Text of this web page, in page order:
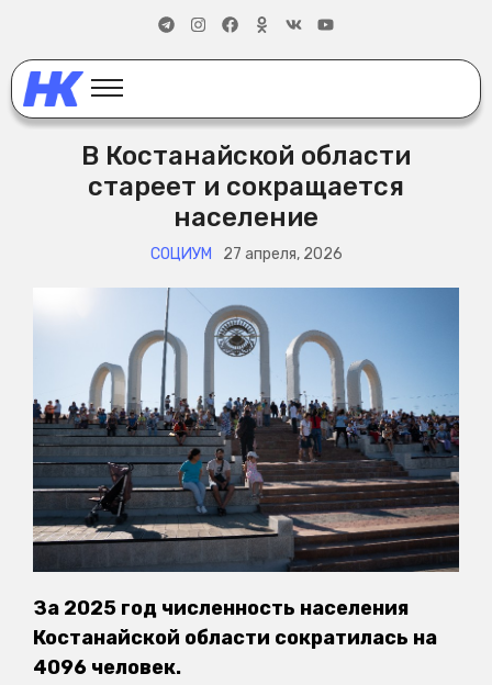
В Костанайской области
стареет и сокращается
население
СОЦИУМ 27 апреля, 2026
За 2025 год численность населения
Костанайской области сократилась на
4096 человек.